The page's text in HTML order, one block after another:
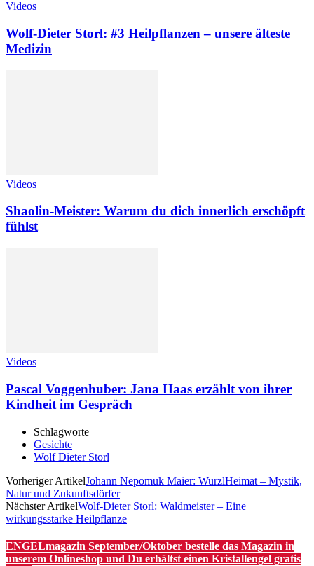
Videos
Wolf-Dieter Storl: #3 Heilpflanzen – unsere älteste
Medizin
Videos
Shaolin-Meister: Warum du dich innerlich erschöpft
fühlst
Videos
Pascal Voggenhuber: Jana Haas erzählt von ihrer
Kindheit im Gespräch
Schlagworte
Gesichte
Wolf Dieter Storl
Vorheriger ArtikelJohann Nepomuk Maier: WurzlHeimat – Mystik,
Natur und Zukunftsdörfer
Nächster ArtikelWolf-Dieter Storl: Waldmeister – Eine
wirkungsstarke Heilpflanze
ENGELmagazin September/Oktober bestelle das Magazin in
unserem Onlineshop und Du erhältst einen Kristallengel gratis